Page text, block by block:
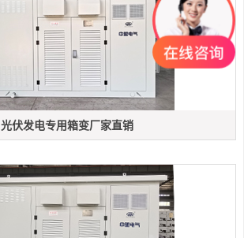
光伏发电专用箱变厂家直销